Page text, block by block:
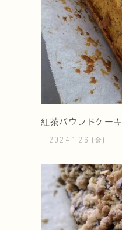
紅茶パウンドケーキ
2024 1 26 (金)